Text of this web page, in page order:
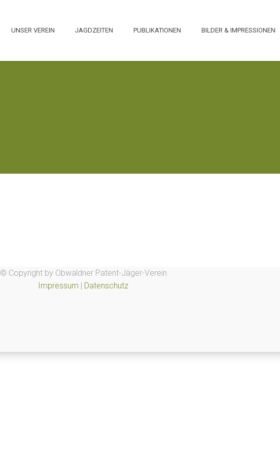
UNSER VEREIN JAGDZEITEN PUBLIKATIONEN BILDER & IMPRESSIONEN
© Copyright by Obwaldner Patent-Jäger-Verein
Impressum | Datenschutz